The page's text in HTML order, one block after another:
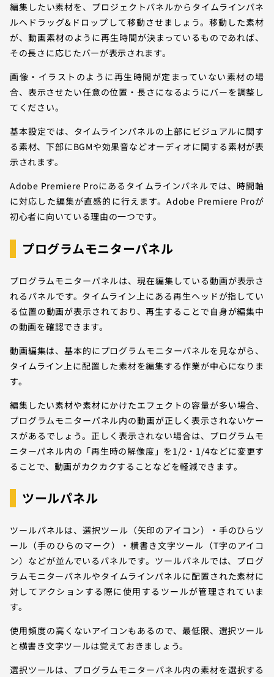
編集したい素材を、プロジェクトパネルからタイムラインパネ
ルへドラッグ&ドロップして移動させましょう。移動した素材
が、動画素材のように再生時間が決まっているものであれば、
その長さに応じたバーが表示されます。
画像・イラストのように再生時間が定まっていない素材の場
合、表示させたい任意の位置・長さになるようにバーを調整し
てください。
基本設定では、タイムラインパネルの上部にビジュアルに関す
る素材、下部にBGMや効果音などオーディオに関する素材が表
示されます。
Adobe Premiere Proにあるタイムラインパネルでは、時間軸
に対応した編集が直感的に行えます。Adobe Premiere Proが
初心者に向いている理由の一つです。
プログラムモニターパネル
プログラムモニターパネルは、現在編集している動画が表示さ
れるパネルです。タイムライン上にある再生ヘッドが指してい
る位置の動画が表示されており、再生することで自身が編集中
の動画を確認できます。
動画編集は、基本的にプログラムモニターパネルを見ながら、
タイムライン上に配置した素材を編集する作業が中心になりま
す。
編集したい素材や素材にかけたエフェクトの容量が多い場合、
プログラムモニターパネル内の動画が正しく表示されないケー
スがあるでしょう。正しく表示されない場合は、プログラムモ
ニターパネル内の「再生時の解像度」を1/2・1/4などに変更す
ることで、動画がカクカクすることなどを軽減できます。
ツールパネル
ツールパネルは、選択ツール（矢印のアイコン）・手のひらツ
ール（手のひらのマーク）・横書き文字ツール（T字のアイコ
ン）などが並んでいるパネルです。ツールパネルでは、プログ
ラムモニターパネルやタイムラインパネルに配置された素材に
対してアクションする際に使用するツールが管理されていま
す。
使用頻度の高くないアイコンもあるので、最低限、選択ツール
と横書き文字ツールは覚えておきましょう。
選択ツールは、プログラムモニターパネル内の素材を選択する